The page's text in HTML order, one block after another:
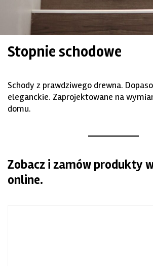
Stopnie schodowe
Schody z prawdziwego drewna.
eleganckie. Zaprojektowane na
domu.
Zobacz i zamów produkty
online.